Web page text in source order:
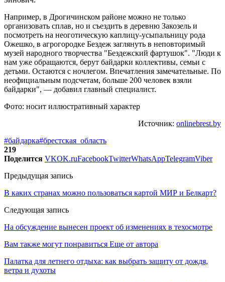
Например, в Дрогичинском районе можно не только
организовать сплав, но и съездить в деревню Закозель и
посмотреть на неоготическую каплицу-усыпальницу рода
Ожешко, в агрогородке Бездеж заглянуть в неповторимый
музей народного творчества "Бездежский фартушок". "Люди к
нам уже обращаются, берут байдарки коллективы, семьи с
детьми. Остаются с ночлегом. Впечатления замечательные. По
неофициальным подсчетам, больше 200 человек взяли
байдарки", — добавил главный специалист.
Фото: носит иллюстративный характер
Источник: onlinebrest.by
#байдарка#брестская_область
219
Поделится VKOK.ruFacebookTwitterWhatsAppTelegramViber
Предыдущая запись
В каких странах можно пользоваться картой МИР и Белкарт?
Следующая запись
На обсуждение вынесен проект об изменениях в техосмотре
Вам также могут понравиться Еще от автора
Палатка для летнего отдыха: как выбрать защиту от дождя,
ветра и духоты